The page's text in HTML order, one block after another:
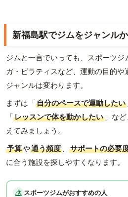
新福島駅でジムをジャンル
ジムと一言でいっても、スポーツジ
ガ・ピラティスなど、運動の目的
ジャンルは変わります。
まずは「自分のペースで運動したい
「レッスンで体を動かしたい 」な
えてみましょう。
予算や通う頻度 、 サポートの必要
に合う施設を探しやすくなります。
スポーツジムがおすすめの人